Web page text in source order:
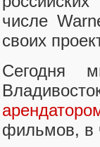
числе
своих
Сегодня
фильмов, в